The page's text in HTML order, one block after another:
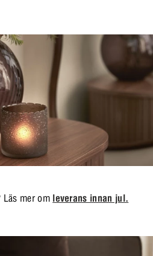
Läs mer om leverans innan jul.